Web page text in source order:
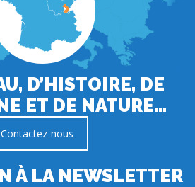
D’HISTOIRE, DE
ET DE NATURE…
Contactez-nous
À LA NEWSLETTER